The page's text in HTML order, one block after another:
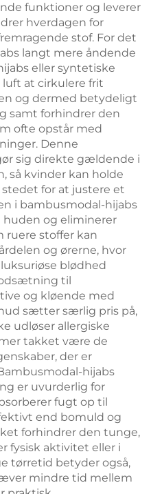
funktioner og leverer
hverdagen for
stof. For det
langt mere åndende
eller syntetiske
at cirkulere frit
og dermed betydeligt
samt forhindrer den
ofte opstår med
Denne
sig direkte gældende i
så kvinder kan holde
for at justere et
i bambusmodal-hijabs
og eliminerer
ruere stoffer kan
og ørerne, hvor
blødhed
til
og kløende med
sætter særlig pris på,
udløser allergiske
takket være de
der er
hijabs
er uvurderlig for
fugt op til
end bomuld og
forhindrer den tunge,
fysisk aktivitet eller i
tørretid betyder også,
mindre tid mellem